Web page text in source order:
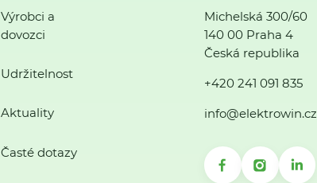
Výrobci a
dovozci
Udržitelnost
Aktuality
Časté dotazy
Michelská 300/60
140 00 Praha 4
Česká republika
+420 241 091 835
info@elektrowin.cz